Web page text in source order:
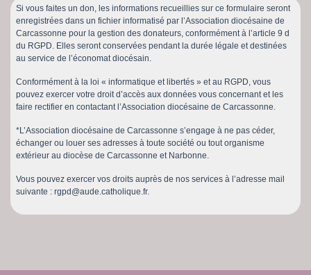
Si vous faites un don, les informations recueillies sur ce formulaire seront
enregistrées dans un fichier informatisé par l’Association diocésaine de
Carcassonne pour la gestion des donateurs, conformément à l’article 9 d
du RGPD. Elles seront conservées pendant la durée légale et destinées
au service de l’économat diocésain.
Conformément à la loi « informatique et libertés » et au RGPD, vous
pouvez exercer votre droit d’accès aux données vous concernant et les
faire rectifier en contactant l’Association diocésaine de Carcassonne.
*L’Association diocésaine de Carcassonne s’engage à ne pas céder,
échanger ou louer ses adresses à toute société ou tout organisme
extérieur au diocèse de Carcassonne et Narbonne.
Vous pouvez exercer vos droits auprès de nos services à l’adresse mail
suivante : rgpd@aude.catholique.fr.